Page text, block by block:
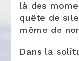
là des
quête de
même de
Dans la